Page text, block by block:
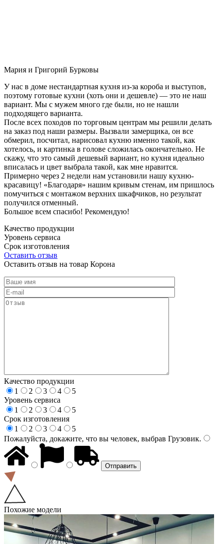
Мария и Григорий Бурковы
У нас в доме нестандартная кухня из-за короба и выступов,
поэтому готовые кухни (хоть они и дешевле) — это не наш
вариант. Мы с мужем много где были, но не нашли
подходящего варианта.
После всех походов по торговым центрам мы решили делать
на заказ под наши размеры. Вызвали замерщика, он все
обмерил, посчитал, нарисовал кухню именно такой, как
хотелось, и картинка в голове сложилась окончательно. Не
скажу, что это самый дешевый вариант, но кухня идеально
вписалась и цвет выбрала такой, как мне нравится.
Примерно через 2 недели нам установили нашу кухню-
красавицу! «Благодаря» нашим кривым стенам, им пришлось
помучиться с монтажом верхних шкафчиков, но результат
получился отменный.
Большое всем спасибо! Рекомендую!
Качество продукции
Уровень сервиса
Срок изготовления
Оставить отзыв
Оставить отзыв на товар Корона
Качество продукции
1
2 3 4
5
Уровень сервиса
1
2 3 4
5
Срок изготовления
1
2 3 4
5
Пожалуйста, докажите, что вы человек, выбрав Грузовик.
Похожие модели